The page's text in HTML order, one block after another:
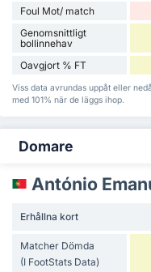
Foul Mot/ match
Genomsnittligt
bollinnehav
Oavgjort % FT
Viss data avrundas uppåt eller
med 101% när de läggs ihop.
Domare
António
Erhållna kort
Matcher Dömda
(I FootStats Data)